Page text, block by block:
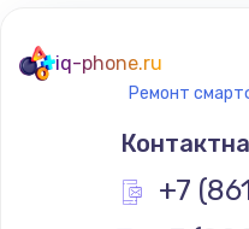
iq-phone.ru
Ремонт
+7